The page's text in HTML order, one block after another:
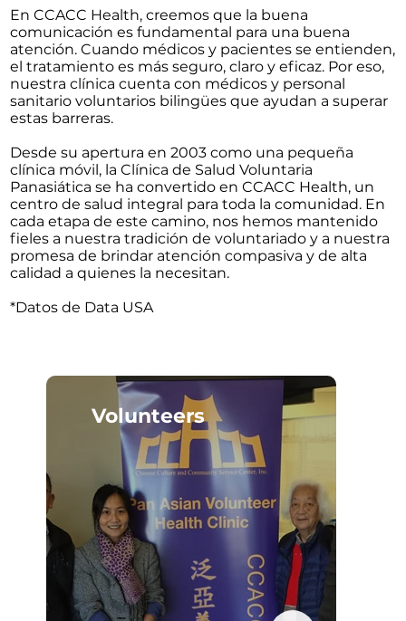
En CCACC Health, creemos que la buena
comunicación es fundamental para una buena
atención. Cuando médicos y pacientes se entienden,
el tratamiento es más seguro, claro y eficaz. Por eso,
nuestra clínica cuenta con médicos y personal
sanitario voluntarios bilingües que ayudan a superar
estas barreras.
Desde su apertura en 2003 como una pequeña
clínica móvil, la Clínica de Salud Voluntaria
Panasiática se ha convertido en CCACC Health, un
centro de salud integral para toda la comunidad. En
cada etapa de este camino, nos hemos mantenido
fieles a nuestra tradición de voluntariado y a nuestra
promesa de brindar atención compasiva y de alta
calidad a quienes la necesitan.
*Datos de Data USA
Volunteers